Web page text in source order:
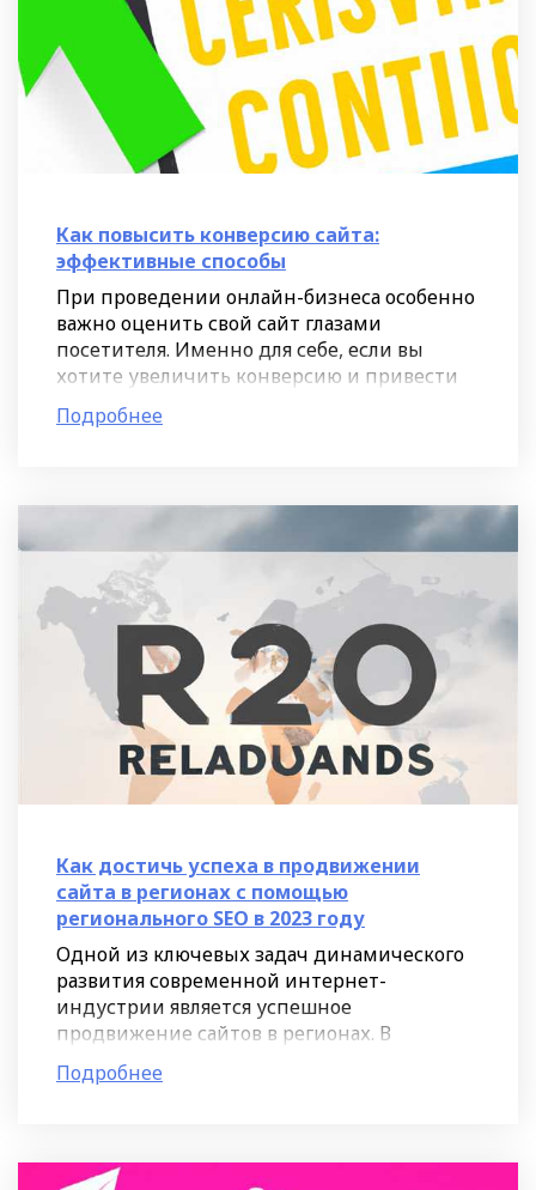
Как повысить конверсию сайта:
эффективные способы
При проведении онлайн-бизнеса особенно
важно оценить свой сайт глазами
посетителя. Именно для себе, если вы
хотите увеличить конверсию и привести
больше клиентов. Ведь взгляд с телефона
на путь от посетителя до
Подробнее
Как достичь успеха в продвижении
сайта в регионах с помощью
регионального SEO в 2023 году
Одной из ключевых задач динамического
развития современной интернет-
индустрии является успешное
продвижение сайтов в регионах. В
условиях всё более разнообразного и
взаимосвязанного информационного
Подробнее